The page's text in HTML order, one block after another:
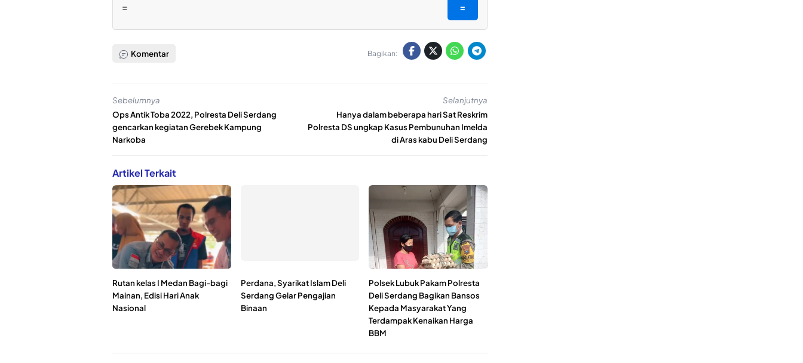
= =
Komentar Bagikan:
Sebelumnya
Ops Antik Toba 2022, Polresta Deli Serdang
gencarkan kegiatan Gerebek Kampung
Narkoba
Selanjutnya
Hanya dalam beberapa hari Sat Reskrim
Polresta DS ungkap Kasus Pembunuhan Imelda
di Aras kabu Deli Serdang
Artikel Terkait
Rutan kelas I Medan Bagi-bagi
Mainan, Edisi Hari Anak
Nasional
Perdana, Syarikat Islam Deli
Serdang Gelar Pengajian
Binaan
Polsek Lubuk Pakam Polresta
Deli Serdang Bagikan Bansos
Kepada Masyarakat Yang
Terdampak Kenaikan Harga
BBM